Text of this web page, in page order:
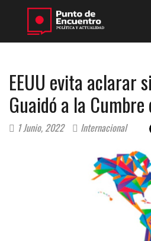
EEUU evita aclarar
Guaidó a la
1 Junio, 2022 Internacional